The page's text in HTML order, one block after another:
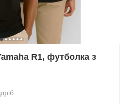
R1, футболка з